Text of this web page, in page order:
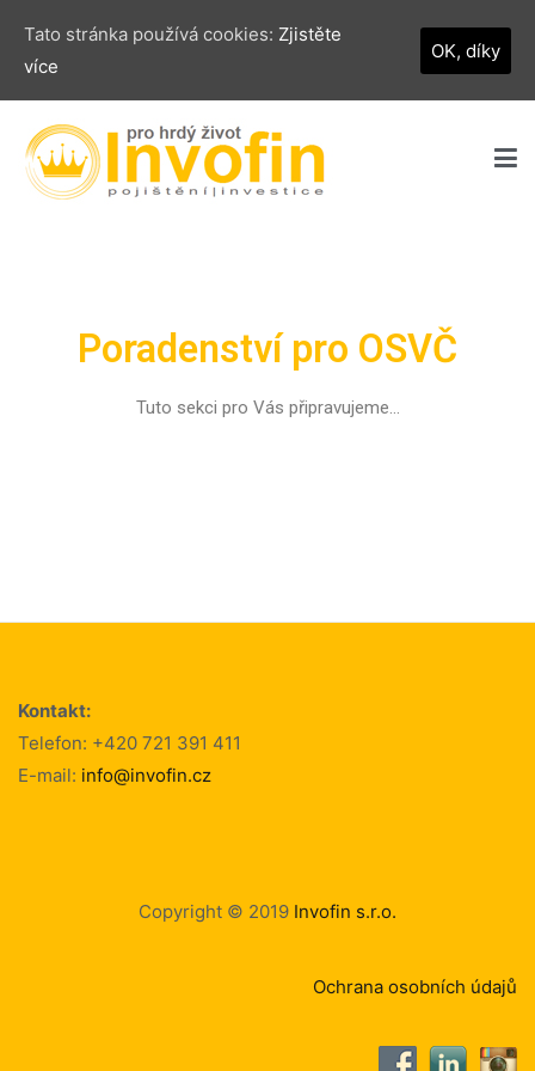
Poradenství pro OSVČ
Tuto sekci pro Vás připravujeme…
Kontakt:
Telefon: +420 721 391 411
E-mail: info@invofin.cz
Copyright © 2019 Invofin s.r.o.
Ochrana osobních údajů
Tato stránka používá cookies: Zjistěte
více
OK, díky